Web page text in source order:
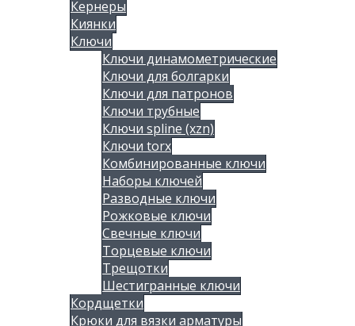
Кернеры
Киянки
Ключи
Ключи динамометрические
Ключи для болгарки
Ключи для патронов
Ключи трубные
Ключи spline (xzn)
Ключи torx
Комбинированные ключи
Наборы ключей
Разводные ключи
Рожковые ключи
Свечные ключи
Торцевые ключи
Трещотки
Шестигранные ключи
Кордщетки
Крюки для вязки арматуры